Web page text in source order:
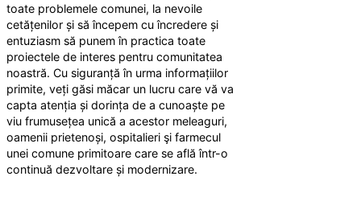
toate problemele comunei, la nevoile
cetățenilor și să începem cu încredere și
entuziasm să punem în practica toate
proiectele de interes pentru comunitatea
noastră. Cu siguranță în urma informațiilor
primite, veți găsi măcar un lucru care vă va
capta atenția și dorința de a cunoaște pe
viu frumusețea unică a acestor meleaguri,
oamenii prietenoși, ospitalieri şi farmecul
unei comune primitoare care se află într-o
continuă dezvoltare și modernizare.